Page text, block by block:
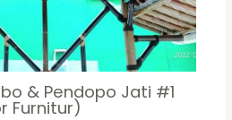
& Pendopo Jati #1
Furnitur)